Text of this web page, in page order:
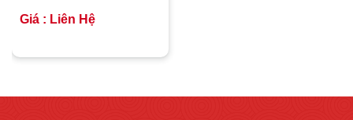
Giá : Liên Hệ